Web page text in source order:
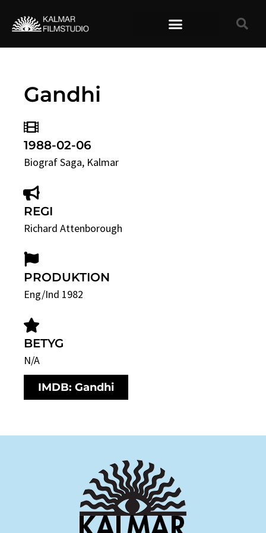
Gandhi
1988-02-06
Biograf Saga, Kalmar
REGI
Richard Attenborough
PRODUKTION
Eng/Ind 1982
BETYG
N/A
IMDB: Gandhi